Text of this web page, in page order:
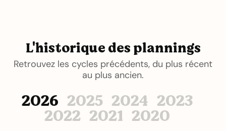
L'historique des plannings
Retrouvez les cycles précédents, du plus récent
au plus ancien.
2026 2025 2024 2023
2022 2021 2020